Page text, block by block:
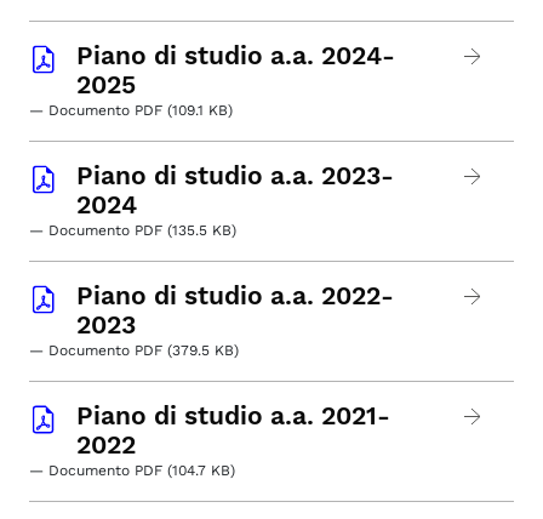
Piano di studio a.a. 2024-
2025
— Documento PDF (109.1 KB)
Piano di studio a.a. 2023-
2024
— Documento PDF (135.5 KB)
Piano di studio a.a. 2022-
2023
— Documento PDF (379.5 KB)
Piano di studio a.a. 2021-
2022
— Documento PDF (104.7 KB)